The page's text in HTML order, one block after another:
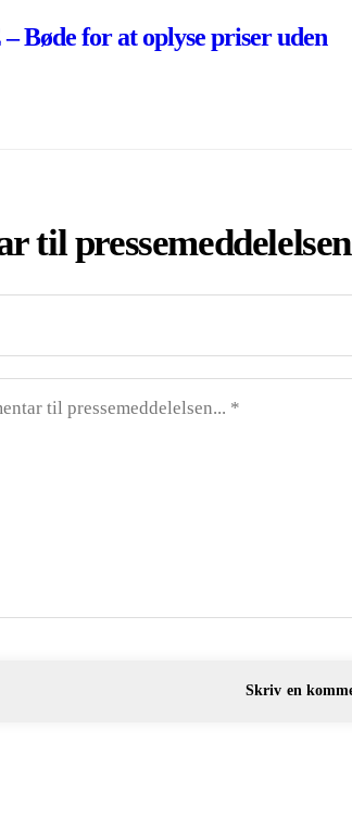
Bøde for at oplyse priser uden
til pressemeddelelsen